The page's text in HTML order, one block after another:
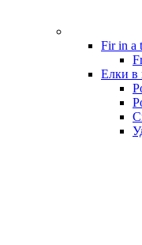
Fir in a
Елки в